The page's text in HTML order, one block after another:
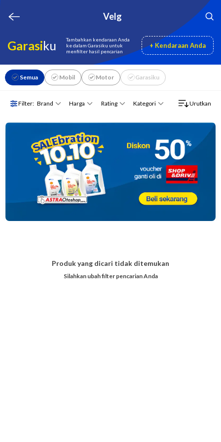
Velg
Garasiku
Tambahkan kendaraan Anda
ke dalam Garasiku untuk
menfilter hasil pencarian
+ Kendaraan Anda
Semua Mobil Motor Garasiku
Filter: Brand Harga Rating Kategori Urutkan
Produk yang dicari tidak ditemukan
Silahkan ubah filter pencarian Anda